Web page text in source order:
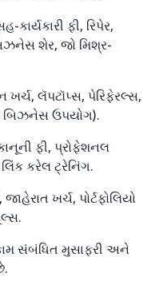
ફી, રિપેર,
શેર, જો મિશ્ર-
ખર્ચ, લૅપટૉપ્સ, પેરિફેરલ્સ,
બિઝનેસ ઉપયોગ).
ફી, પ્રોફેશનલ
કરેલ ટ્રેનિંગ.
ખર્ચ, પોર્ટફોલિયો
સંબંધિત મુસાફરી અને